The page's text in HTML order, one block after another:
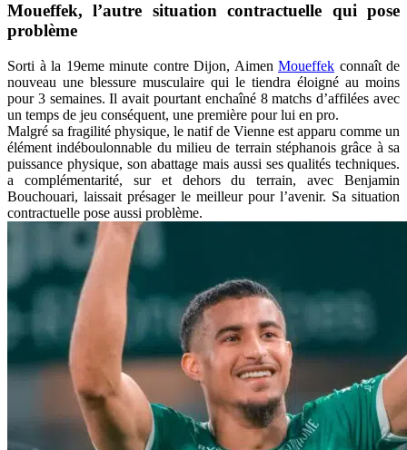
Moueffek, l’autre situation contractuelle qui pose
problème
Sorti à la 19eme minute contre Dijon, Aimen Moueffek connaît de
nouveau une blessure musculaire qui le tiendra éloigné au moins
pour 3 semaines. Il avait pourtant enchaîné 8 matchs d’affilées avec
un temps de jeu conséquent, une première pour lui en pro.
Malgré sa fragilité physique, le natif de Vienne est apparu comme un
élément indéboulonnable du milieu de terrain stéphanois grâce à sa
puissance physique, son abattage mais aussi ses qualités techniques.
a complémentarité, sur et dehors du terrain, avec Benjamin
Bouchouari, laissait présager le meilleur pour l’avenir. Sa situation
contractuelle pose aussi problème.